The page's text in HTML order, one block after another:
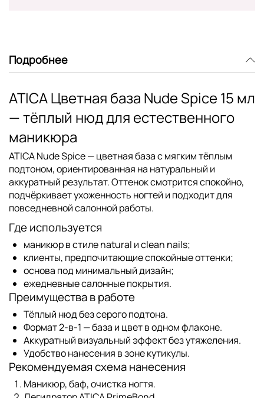
Подробнее
ATICA Цветная база Nude Spice 15 мл
— тёплый нюд для естественного
маникюра
ATICA Nude Spice— цветная база с мягким тёплым
подтоном, ориентированная на натуральный и
аккуратный результат. Оттенок смотрится спокойно,
подчёркивает ухоженность ногтей и подходит для
повседневной салонной работы.
Где используется
маникюр в стиле natural и clean nails;
клиенты, предпочитающие спокойные оттенки;
основа под минимальный дизайн;
ежедневные салонные покрытия.
Преимущества в работе
Тёплый нюдбез серого подтона.
Формат 2-в-1 — база и цвет в одном флаконе.
Аккуратный визуальный эффектбез утяжеления.
Удобство нанесения в зоне кутикулы.
Рекомендуемая схема нанесения
Маникюр, баф, очистка ногтя.